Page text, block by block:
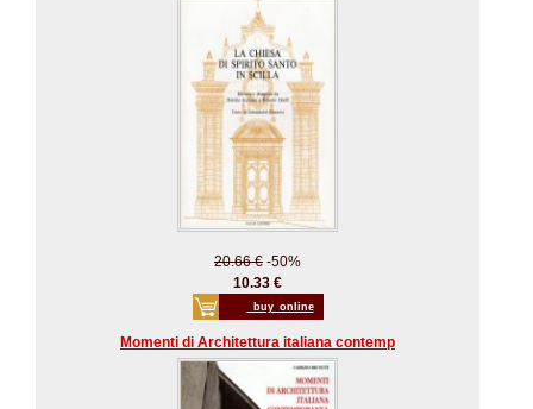
20.66 € -50%
10.33 €
_buy_online
Momenti di Architettura italiana contemp